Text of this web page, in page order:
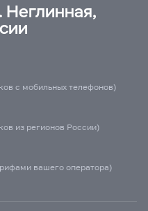
Неглинная,
с мобильных телефонов)
из регионов России)
вашего оператора)